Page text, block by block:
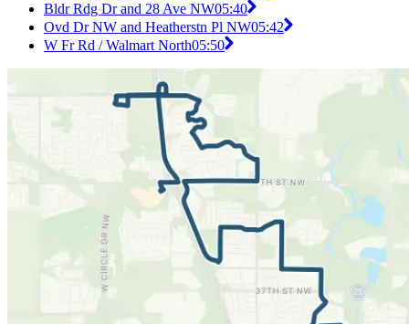
Bldr Rdg Dr and 28 Ave NW05:40
Ovd Dr NW and Heatherstn Pl NW05:42
W Fr Rd / Walmart North05:50